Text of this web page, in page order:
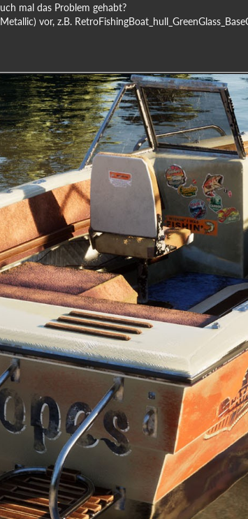
mal das Problem gehabt?
vor, z.B.